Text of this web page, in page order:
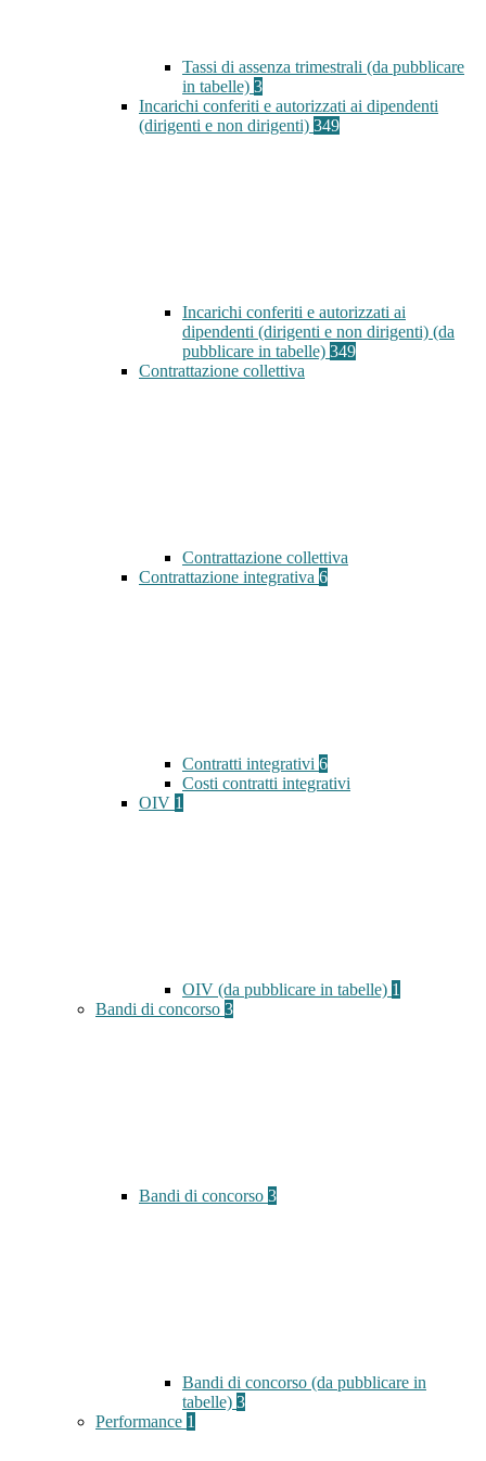
Tassi di assenza trimestrali (da pubblicare
in tabelle) 3
Incarichi conferiti e autorizzati ai dipendenti
(dirigenti e non dirigenti) 349
Incarichi conferiti e autorizzati ai
dipendenti (dirigenti e non dirigenti) (da
pubblicare in tabelle) 349
Contrattazione collettiva
Contrattazione collettiva
Contrattazione integrativa 6
Contratti integrativi 6
Costi contratti integrativi
OIV 1
OIV (da pubblicare in tabelle) 1
Bandi di concorso 3
Bandi di concorso 3
Bandi di concorso (da pubblicare in
tabelle) 3
Performance 1